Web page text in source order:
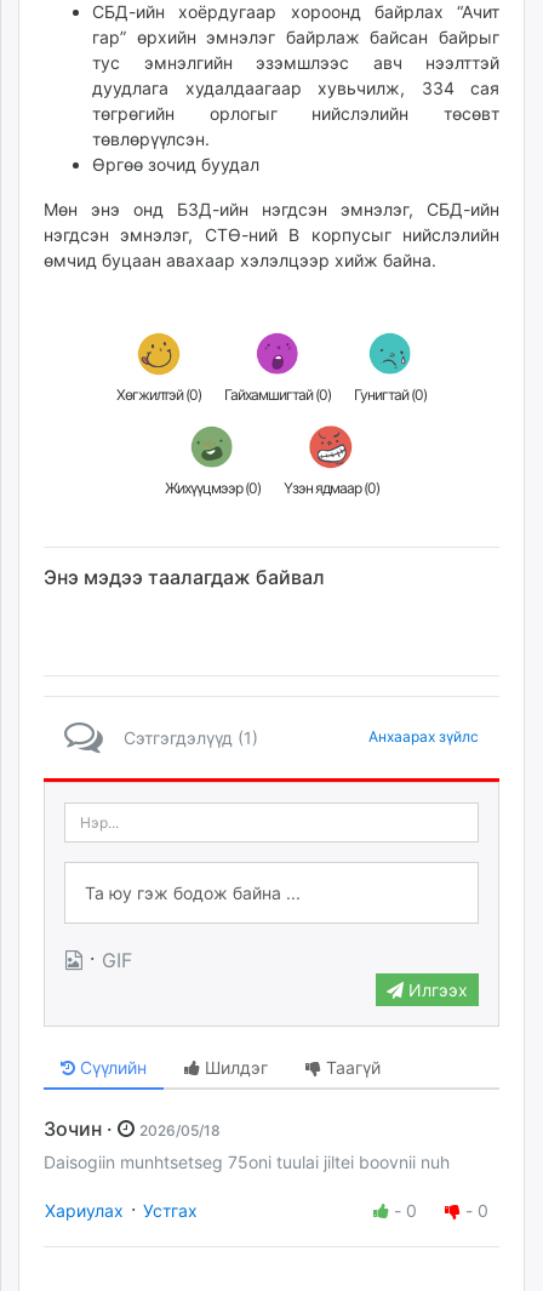
СБД-ийн хоёрдугаар хороонд байрлах “Ачит
гар” өрхийн эмнэлэг байрлаж байсан байрыг
тус эмнэлгийн эзэмшлээс авч нээлттэй
дуудлага худалдаагаар хувьчилж, 334 сая
төгрөгийн орлогыг нийслэлийн төсөвт
төвлөрүүлсэн.
Өргөө зочид буудал
Мөн энэ онд БЗД-ийн нэгдсэн эмнэлэг, СБД-ийн
нэгдсэн эмнэлэг, СТӨ-ний В корпусыг нийслэлийн
өмчид буцаан авахаар хэлэлцээр хийж байна.
Хөгжилтэй (0) Гайхамшигтай (0) Гунигтай (0)
Жихүүцмээр (0) Үзэн ядмаар (0)
Энэ мэдээ таалагдаж байвал
Сэтгэгдэлүүд (1) Анхаарах зүйлс
· GIF
Илгээх
Сүүлийн Шилдэг Таагүй
Зочин · 2026/05/18
Daisogiin munhtsetseg 75oni tuulai jiltei boovnii nuh
Хариулах · Устгах - 0 - 0